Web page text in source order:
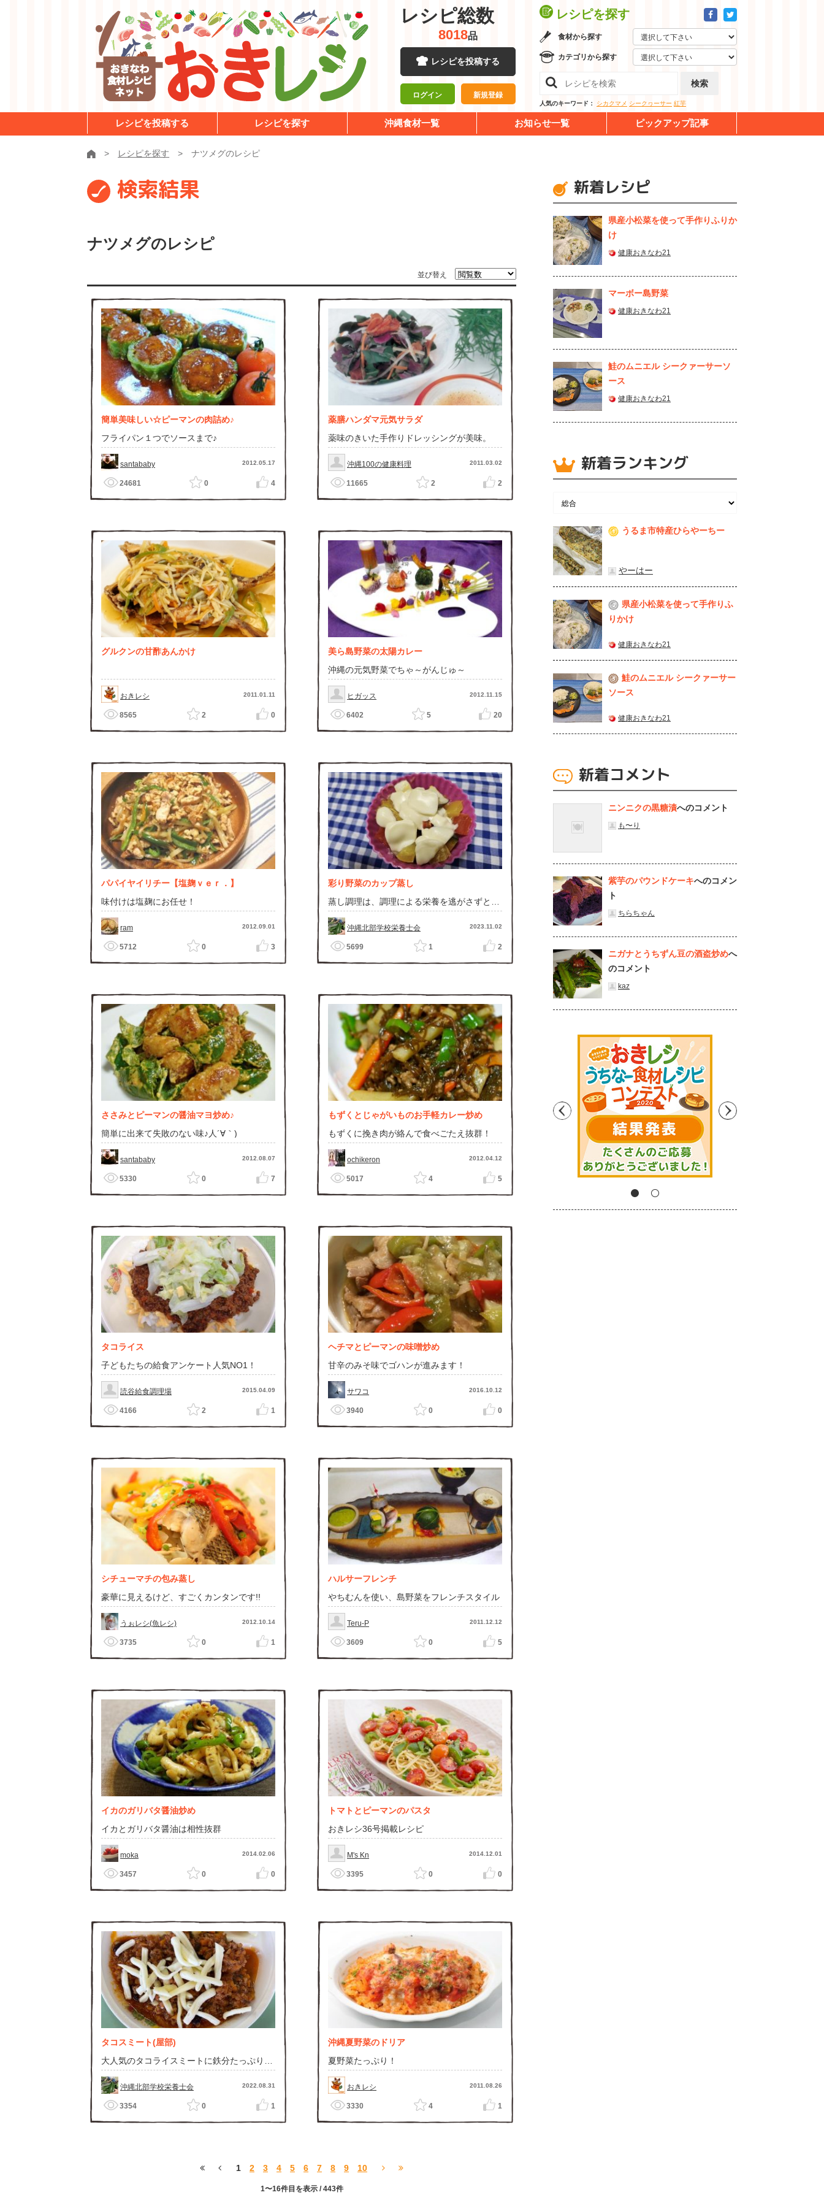
レシピ総数
8018品
レシピを投稿する
ログイン 新規登録
レシピを探す
食材から探す
カテゴリから探す
検索
人気のキーワード： シカクマメ シークヮーサー 紅芋
レシピを投稿する レシピを探す 沖縄食材一覧 お知らせ一覧 ピックアップ記事
レシピを探す ナツメグのレシピ
検索結果
ナツメグのレシピ
並び替え
簡単美味しい☆ピーマンの肉詰め♪
フライパン１つでソースまで♪
santababy 2012.05.17
24681 0 4
薬膳ハンダマ元気サラダ
薬味のきいた手作りドレッシングが美味。
沖縄100の健康料理 2011.03.02
11665 2 2
グルクンの甘酢あんかけ
おきレシ 2011.01.11
8565 2 0
美ら島野菜の太陽カレー
沖縄の元気野菜でちゃ～がんじゅ～
ヒガッス 2012.11.15
6402 5 20
パパイヤイリチー【塩麹ｖｅｒ．】
味付けは塩麹にお任せ！
ram 2012.09.01
5712 0 3
彩り野菜のカップ蒸し
蒸し調理は、調理による栄養を逃がさずとる
ことができます。電子レンジがあれば、ふん
わりとラップをかけて４分ほどの加熱で蒸す
ことができ、時短にもなります。
沖縄北部学校栄養士会 2023.11.02
5699 1 2
ささみとピーマンの醤油マヨ炒め♪
簡単に出来て失敗のない味♪人´∀｀)
santababy 2012.08.07
5330 0 7
もずくとじゃがいものお手軽カレー炒め
もずくに挽き肉が絡んで食べごたえ抜群！
ochikeron 2012.04.12
5017 4 5
タコライス
子どもたちの給食アンケート人気NO1！
読谷給食調理場 2015.04.09
4166 2 1
ヘチマとピーマンの味噌炒め
甘辛のみそ味でゴハンが進みます！
サワコ 2016.10.12
3940 0 0
シチューマチの包み蒸し
豪華に見えるけど、すごくカンタンです!!
うぉレシ(魚レシ) 2012.10.14
3735 0 1
ハルサーフレンチ
やちむんを使い、島野菜をフレンチスタイル
Teru-P 2011.12.12
3609 0 5
イカのガリバタ醤油炒め
イカとガリバタ醤油は相性抜群
moka 2014.02.06
3457 0 0
トマトとピーマンのパスタ
おきレシ36号掲載レシピ
M's Kn 2014.12.01
3395 0 0
タコスミート(屋部)
大人気のタコライスミートに鉄分たっぷりな
レバーを挽肉に混ぜました。チリソースやチ
リパウダーを使うことで味もタコスミートで
す。 沖縄北部学校栄養士会 2022.08.31
3354 0 1
沖縄夏野菜のドリア
夏野菜たっぷり！
おきレシ 2011.08.26
3330 4 1
1 2 3 4 5 6 7 8 9 10
1〜16件目を表示/ 443件
新着レシピ
県産⼩松菜を使って⼿作りふりか
け
健康おきなわ21
マーボー島野菜
健康おきなわ21
鮭のムニエル シークァーサーソ
ース
健康おきなわ21
新着ランキング
1 うるま市特産ひらやーちー
やーはー
2
県産⼩松菜を使って⼿作りふ
りかけ
健康おきなわ21
3
鮭のムニエル シークァーサー
ソース
健康おきなわ21
新着コメント
ニンニクの黒糖漬へのコメント
も〜り
紫芋のパウンドケーキへのコメン
ト
ちらちゃん
ニガナとうちずん豆の酒盗炒めへ
のコメント
kaz